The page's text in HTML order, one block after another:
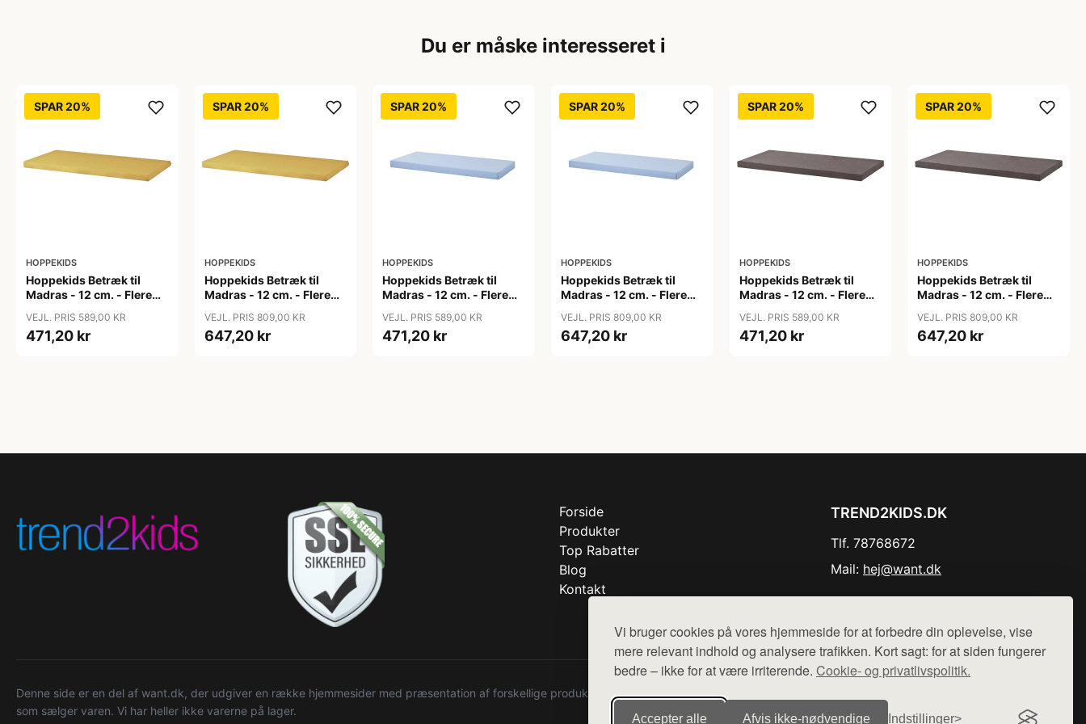
Vi bruger cookies på vores hjemmeside for at forbedre din oplevelse, vise
mere relevant indhold og analysere trafikken. Kort sagt: for at siden fungerer
bedre – ikke for at være irriterende. Cookie- og privatlivspolitik.
Accepter alle Afvis ikke‑nødvendige Indstillinger
Du er måske interesseret i
SPAR 20%
HOPPEKIDS
Hoppekids Betræk til
Madras - 12 cm. - Flere
Yellow
VEJL. PRIS 589,00 KR
471,20 kr
SPAR 20%
HOPPEKIDS
Hoppekids Betræk til
Madras - 12 cm. - Flere
Yellow
VEJL. PRIS 809,00 KR
647,20 kr
SPAR 20%
HOPPEKIDS
Hoppekids Betræk til
Madras - 12 cm. - Flere
VEJL. PRIS 589,00 KR
471,20 kr
SPAR 20%
HOPPEKIDS
Hoppekids Betræk til
Madras - 12 cm. - Flere
VEJL. PRIS 809,00 KR
647,20 kr
SPAR 20%
HOPPEKIDS
Hoppekids Betræk til
Madras - 12 cm. - Flere
VEJL. PRIS 589,00 KR
471,20 kr
SPAR 20%
HOPPEKIDS
Hoppekids Betræk til
Madras - 12 cm. - Flere
VEJL. PRIS 809,00 KR
647,20 kr
Forside
Produkter
Top Rabatter
Blog
Kontakt
TREND2KIDS.DK
Tlf. 78768672
Mail: hej@want.dk
Denne side er en del af want.dk, der udgiver en række hjemmesider med præsentation af forskellige produkter fra diverse webshops. Der sælges ikke varer fra denne side - vi henviser til de shops,
som sælger varen. Vi har heller ikke varerne på lager.